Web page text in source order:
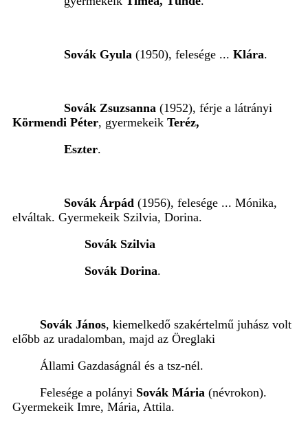
Sovák Gyula (1950), felesége ... Klára.
Sovák Zsuzsanna (1952), férje a látrányi
Körmendi Péter, gyermekeik Teréz,
Eszter.
Sovák Árpád (1956), felesége ... Mónika,
elváltak. Gyermekeik Szilvia, Dorina.
Sovák Szilvia
Sovák Dorina.
Sovák János, kiemelkedő szakértelmű juhász volt
előbb az uradalomban, majd az Öreglaki
Állami Gazdaságnál és a tsz-nél.
Felesége a polányi Sovák Mária (névrokon).
Gyermekeik Imre, Mária, Attila.